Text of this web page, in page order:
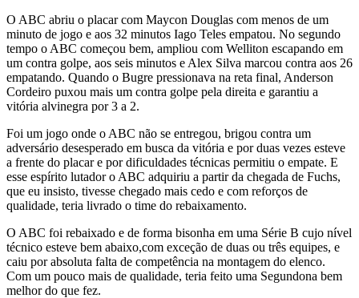
O ABC abriu o placar com Maycon Douglas com menos de um
minuto de jogo e aos 32 minutos Iago Teles empatou. No segundo
tempo o ABC começou bem, ampliou com Welliton escapando em
um contra golpe, aos seis minutos e Alex Silva marcou contra aos 26
empatando. Quando o Bugre pressionava na reta final, Anderson
Cordeiro puxou mais um contra golpe pela direita e garantiu a
vitória alvinegra por 3 a 2.
Foi um jogo onde o ABC não se entregou, brigou contra um
adversário desesperado em busca da vitória e por duas vezes esteve
a frente do placar e por dificuldades técnicas permitiu o empate. E
esse espírito lutador o ABC adquiriu a partir da chegada de Fuchs,
que eu insisto, tivesse chegado mais cedo e com reforços de
qualidade, teria livrado o time do rebaixamento.
O ABC foi rebaixado e de forma bisonha em uma Série B cujo nível
técnico esteve bem abaixo,com exceção de duas ou três equipes, e
caiu por absoluta falta de competência na montagem do elenco.
Com um pouco mais de qualidade, teria feito uma Segundona bem
melhor do que fez.